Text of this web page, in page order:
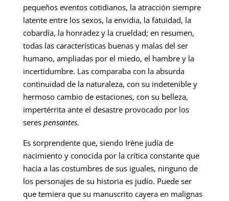
pequeños eventos cotidianos, la atracción siempre
latente entre los sexos, la envidia, la fatuidad, la
cobardía, la honradez y la crueldad; en resumen,
todas las características buenas y malas del ser
humano, ampliadas por el miedo, el hambre y la
incertidumbre. Las comparaba con la absurda
continuidad de la naturaleza, con su indetenible y
hermoso cambio de estaciones, con su belleza,
impertérrita ante el desastre provocado por los
seres pensantes.
Es sorprendente que, siendo Irène judía de
nacimiento y conocida por la crítica constante que
hacía a las costumbres de sus iguales, ninguno de
los personajes de su historia es judío. Puede ser
que temiera que su manuscrito cayera en malignas